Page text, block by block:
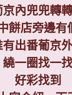
內兜兜轉
餅店旁邊有
有出番葡京
繞一圈找一
好彩找到